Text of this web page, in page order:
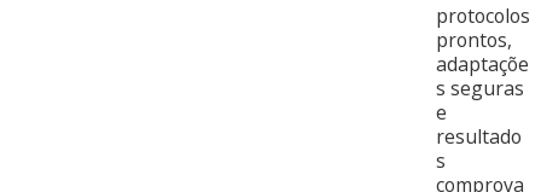
protocolos
prontos,
adaptaçõe
s seguras
e
resultado
s
comprova